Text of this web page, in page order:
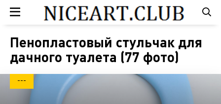
Пенопластовый стульчак для
дачного туалета (77 фото)
---